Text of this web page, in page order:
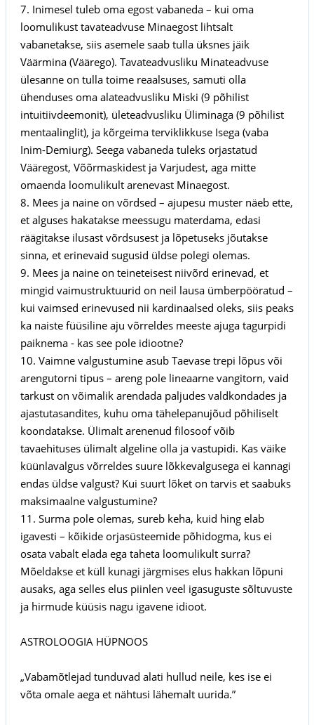
7. Inimesel tuleb oma egost vabaneda – kui oma
loomulikust tavateadvuse Minaegost lihtsalt
vabanetakse, siis asemele saab tulla üksnes jäik
Väärmina (Väärego). Tavateadvusliku Minateadvuse
ülesanne on tulla toime reaalsuses, samuti olla
ühenduses oma alateadvusliku Miski (9 põhilist
intuitiivdeemonit), ületeadvusliku Üliminaga (9 põhilist
mentaalinglit), ja kõrgeima terviklikkuse Isega (vaba
Inim-Demiurg). Seega vabaneda tuleks orjastatud
Vääregost, Võõrmaskidest ja Varjudest, aga mitte
omaenda loomulikult arenevast Minaegost.
8. Mees ja naine on võrdsed – ajupesu muster näeb ette,
et alguses hakatakse meessugu materdama, edasi
räägitakse ilusast võrdsusest ja lõpetuseks jõutakse
sinna, et erinevaid sugusid üldse polegi olemas.
9. Mees ja naine on teineteisest niivõrd erinevad, et
mingid vaimustruktuurid on neil lausa ümberpööratud –
kui vaimsed erinevused nii kardinaalsed oleks, siis peaks
ka naiste füüsiline aju võrreldes meeste ajuga tagurpidi
paiknema - kas see pole idiootne?
10. Vaimne valgustumine asub Taevase trepi lõpus või
arengutorni tipus – areng pole lineaarne vangitorn, vaid
tarkust on võimalik arendada paljudes valdkondades ja
ajastutasandites, kuhu oma tähelepanujõud põhiliselt
koondatakse. Ülimalt arenenud filosoof võib
tavaehituses ülimalt algeline olla ja vastupidi. Kas väike
küünlavalgus võrreldes suure lõkkevalgusega ei kannagi
endas üldse valgust? Kui suurt lõket on tarvis et saabuks
maksimaalne valgustumine?
11. Surma pole olemas, sureb keha, kuid hing elab
igavesti – kõikide orjasüsteemide põhidogma, kus ei
osata vabalt elada ega taheta loomulikult surra?
Mõeldakse et küll kunagi järgmises elus hakkan lõpuni
ausaks, aga selles elus piinlen veel igasuguste sõltuvuste
ja hirmude küüsis nagu igavene idioot.
ASTROLOOGIA HÜPNOOS
„Vabamõtlejad tunduvad alati hullud neile, kes ise ei
võta omale aega et nähtusi lähemalt uurida.”